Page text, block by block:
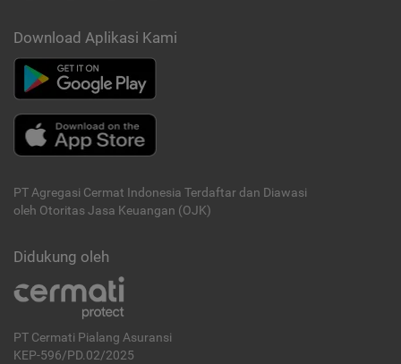
Download Aplikasi Kami
PT Agregasi Cermat Indonesia Terdaftar dan Diawasi
oleh Otoritas Jasa Keuangan (OJK)
Didukung oleh
PT Cermati Pialang Asuransi
KEP-596/PD.02/2025